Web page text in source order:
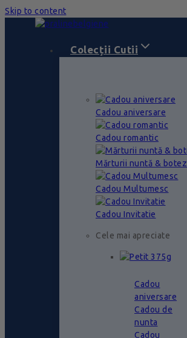
Skip to content
Colecții Cutii
Cadou aniversare
Cadou romantic
Mărturii nuntă & botez
Cadou Multumesc
Cadou Invitatie
Cele mai apreciate
Cadou
aniversare
Cadou de
nunta
Cadou